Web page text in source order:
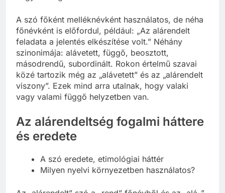
A szó főként melléknévként használatos, de néha
főnévként is előfordul, például: „Az alárendelt
feladata a jelentés elkészítése volt.” Néhány
szinonimája: alávetett, függő, beosztott,
másodrendű, subordinált. Rokon értelmű szavai
közé tartozik még az „alávetett” és az „alárendelt
viszony”. Ezek mind arra utalnak, hogy valaki
Az alárendeltség fogalmi háttere
és eredete
A szó eredete, etimológiai háttér